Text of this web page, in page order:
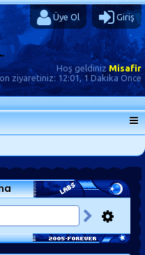
Üye Ol Giriş
Hoş geldinizMisafir
ziyaretiniz: 12:01, 1 Dakika Önce